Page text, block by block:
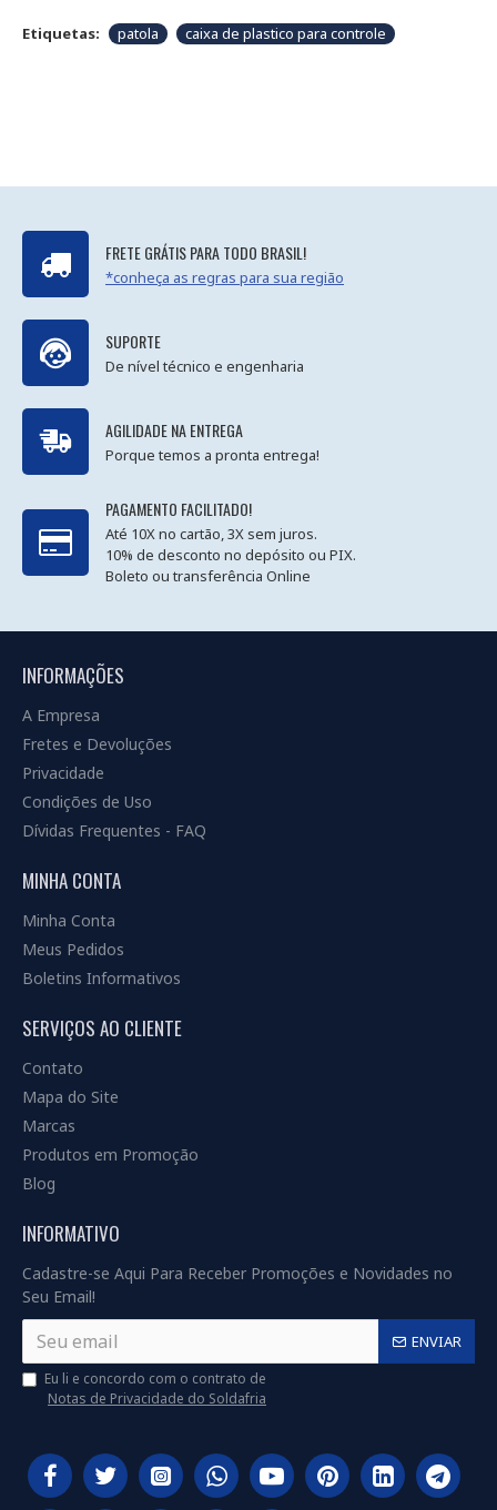
Etiquetas: patola caixa de plastico para controle
FRETE GRÁTIS PARA TODO BRASIL!
*conheça as regras para sua região
SUPORTE
De nível técnico e engenharia
AGILIDADE NA ENTREGA
Porque temos a pronta entrega!
PAGAMENTO FACILITADO!
Até 10X no cartão, 3X sem juros.
10% de desconto no depósito ou PIX.
Boleto ou transferência Online
INFORMAÇÕES
A Empresa
Fretes e Devoluções
Privacidade
Condições de Uso
Dívidas Frequentes - FAQ
MINHA CONTA
Minha Conta
Meus Pedidos
Boletins Informativos
SERVIÇOS AO CLIENTE
Contato
Mapa do Site
Marcas
Produtos em Promoção
Blog
INFORMATIVO
Cadastre-se Aqui Para Receber Promoções e Novidades no
Seu Email!
ENVIAR
Eu li e concordo com o contrato de
Notas de Privacidade do Soldafria